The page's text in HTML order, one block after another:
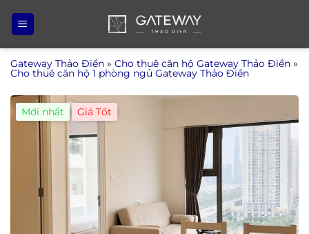
qua
nội
dung
Gateway Thảo Điền » Cho thuê căn hộ Gateway Thảo Điền »
Cho thuê căn hộ 1 phòng ngủ Gateway Thảo Điền
Mới nhất